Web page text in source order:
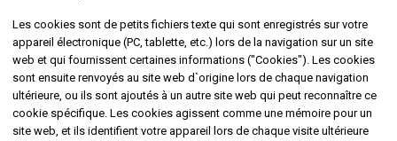
Les cookies sont de petits fichiers texte qui sont enregistrés sur votre
appareil électronique (PC, tablette, etc.) lors de la navigation sur un site
web et qui fournissent certaines informations ("Cookies"). Les cookies
sont ensuite renvoyés au site web d`origine lors de chaque navigation
ultérieure, ou ils sont ajoutés à un autre site web qui peut reconnaître ce
cookie spécifique. Les cookies agissent comme une mémoire pour un
site web, et ils identifient votre appareil lors de chaque visite ultérieure